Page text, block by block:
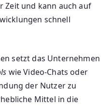
Zeit und kann auch auf
schnell
setzt das Unternehmen
wie Video-Chats oder
der Nutzer zu
Mittel in die